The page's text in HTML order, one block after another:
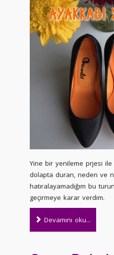
Yine bir yenileme prjesi ile
dolapta duran, neden ve
hatıralayamadığım bu
geçirmeye karar verdim.
Devamını oku...